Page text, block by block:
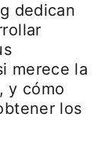
dedican
merece la
y cómo
los